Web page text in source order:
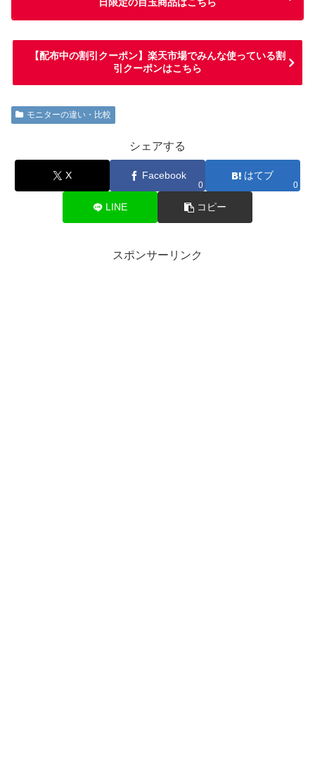
日限定の目玉商品はこちら
【配布中の割引クーポン】楽天市場でみんな使っている割
引クーポンはこちら
モニターの違い・比較
シェアする
X Facebook
0
はてブ
0
LINE コピー
スポンサーリンク